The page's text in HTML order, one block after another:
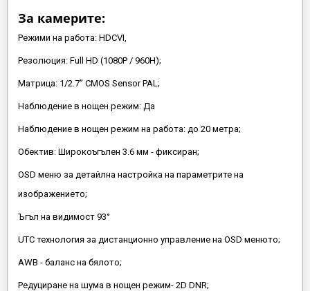
За камерите:
Режими на работа: HDCVI,
Резолюция: Full HD (1080P / 960H);
Матрица: 1/2.7” CMOS Sensor PAL​;
Наблюдениe в нощен режим: Да
Наблюдение в нощен режим на работа: до 20 метра;
Oбектив: Широкоъгълен 3.6 мм - фиксиран;
OSD меню за детайлна настройка на параметрите на
изображението;
Ъгъл на видимост 93°
UTC технология за дистанционно управление на OSD менюто;
AWB - баланс на бялото;
Редуциране на шума в нощен режим- 2D DNR;